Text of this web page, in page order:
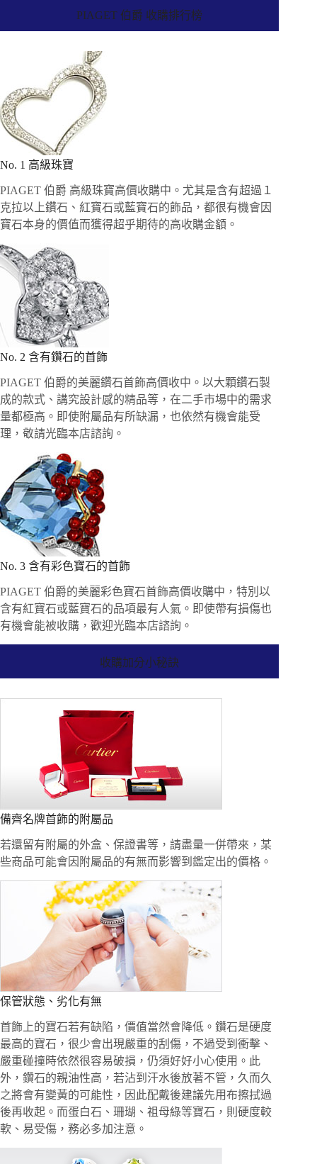
PIAGET 伯爵 收購排行榜
No. 1 高級珠寶
PIAGET 伯爵 高級珠寶高價收購中。尤其是含有超過１
克拉以上鑽石、紅寶石或藍寶石的飾品，都很有機會因
寶石本身的價值而獲得超乎期待的高收購金額。
No. 2 含有鑽石的首飾
PIAGET 伯爵的美麗鑽石首飾高價收中。以大顆鑽石製
成的款式、講究設計感的精品等，在二手市場中的需求
量都極高。即使附屬品有所缺漏，也依然有機會能受
理，敬請光臨本店諮詢。
No. 3 含有彩色寶石的首飾
PIAGET 伯爵的美麗彩色寶石首飾高價收購中，特別以
含有紅寶石或藍寶石的品項最有人氣。即使帶有損傷也
有機會能被收購，歡迎光臨本店諮詢。
收購加分小秘訣
備齊名牌首飾的附屬品
若還留有附屬的外盒、保證書等，請盡量一併帶來，某
些商品可能會因附屬品的有無而影響到鑑定出的價格。
保管狀態、劣化有無
首飾上的寶石若有缺陷，價值當然會降低。鑽石是硬度
最高的寶石，很少會出現嚴重的刮傷，不過受到衝擊、
嚴重碰撞時依然很容易破損，仍須好好小心使用。此
外，鑽石的親油性高，若沾到汗水後放著不管，久而久
之將會有變黃的可能性，因此配戴後建議先用布擦拭過
後再收起。而蛋白石、珊瑚、祖母綠等寶石，則硬度較
軟、易受傷，務必多加注意。